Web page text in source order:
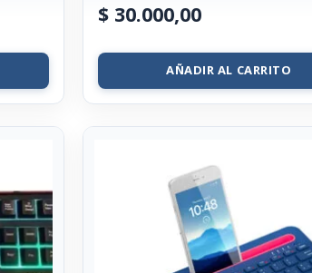
$ 30.000,00
AÑADIR AL CARRITO